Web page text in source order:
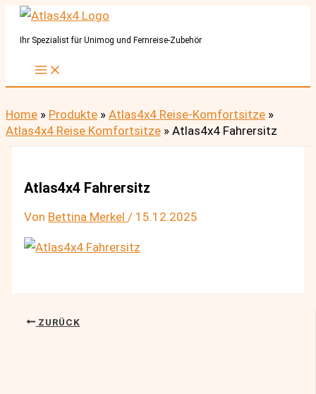
Zum
InhaltIhr Spezialist für Unimog und Fernreise-Zubehör
Home » Produkte » Atlas4x4 Reise-Komfortsitze »
Atlas4x4 Reise Komfortsitze » Atlas4x4 Fahrersitz
Atlas4x4 Fahrersitz
Von Bettina Merkel/ 15.12.2025
ZURÜCK